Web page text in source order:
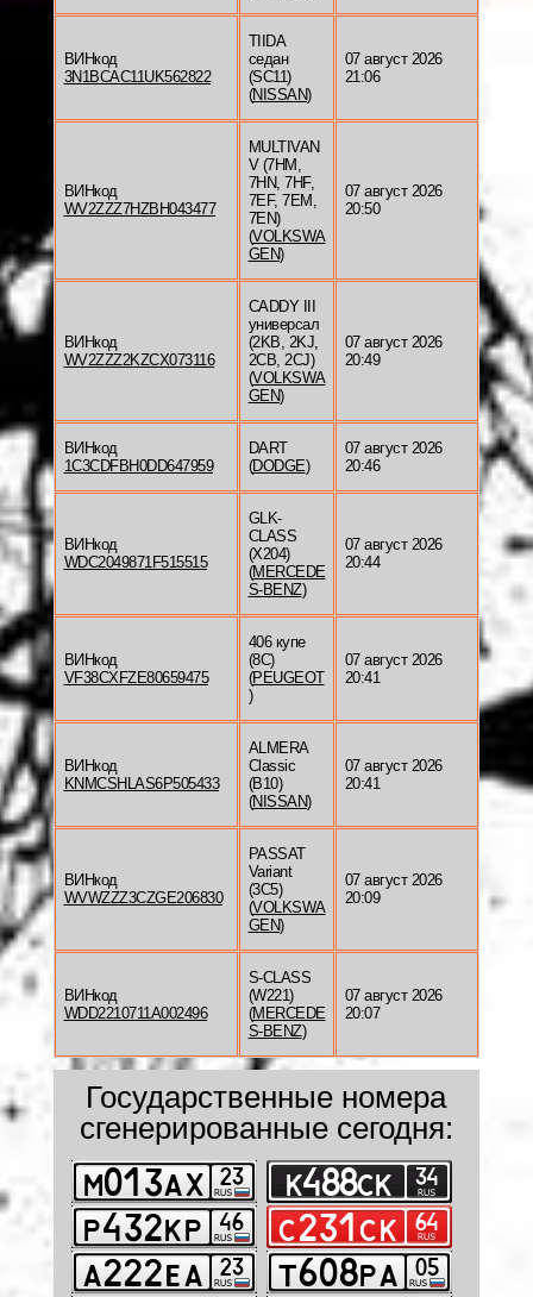
ВИНкод
3N1BCAC11UK562822
TIIDA
седан
(SC11)
(NISSAN)
07 август 2026
21:06
ВИНкод
WV2ZZZ7HZBH043477
MULTIVAN
V (7HM,
7HN, 7HF,
7EF, 7EM,
7EN)
(VOLKSWA
GEN)
07 август 2026
20:50
ВИНкод
WV2ZZZ2KZCX073116
CADDY III
универсал
(2KB, 2KJ,
2CB, 2CJ)
(VOLKSWA
GEN)
07 август 2026
20:49
ВИНкод
1C3CDFBH0DD647959
DART
(DODGE)
07 август 2026
20:46
ВИНкод
WDC2049871F515515
GLK-
CLASS
(X204)
(MERCEDE
S-BENZ)
07 август 2026
20:44
ВИНкод
VF38CXFZE80659475
406 купе
(8C)
(PEUGEOT
)
07 август 2026
20:41
ВИНкод
KNMCSHLAS6P505433
ALMERA
Classic
(B10)
(NISSAN)
07 август 2026
20:41
ВИНкод
WVWZZZ3CZGE206830
PASSAT
Variant
(3C5)
(VOLKSWA
GEN)
07 август 2026
20:09
ВИНкод
WDD2210711A002496
S-CLASS
(W221)
(MERCEDE
S-BENZ)
07 август 2026
20:07
Государственные номера
сгенерированные сегодня: